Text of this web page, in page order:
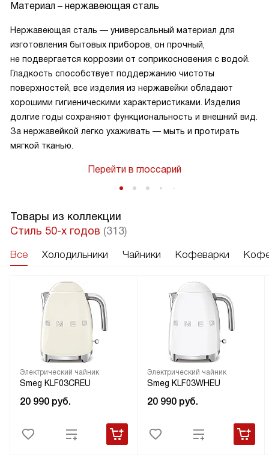
Материал – нержавеющая сталь
Нержавеющая сталь — универсальный материал для
изготовления бытовых приборов, он прочный,
не подвергается коррозии от соприкосновения с водой.
Гладкость способствует поддержанию чистоты
поверхностей, все изделия из нержавейки обладают
хорошими гигиеническими характеристиками. Изделия
долгие годы сохраняют функциональность и внешний вид.
За нержавейкой легко ухаживать — мыть и протирать
мягкой тканью.
Перейти в глоссарий
Товары из коллекции
Стиль 50-х годов (313)
Все Холодильники Чайники Кофеварки
Электрический чайник
Smeg KLF03CREU
20 990 руб.
Электрический чайник
Smeg KLF03WHEU
20 990 руб.